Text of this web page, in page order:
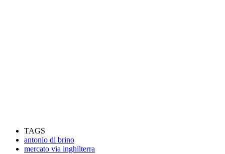
TAGS
antonio di brino
mercato via inghilterra